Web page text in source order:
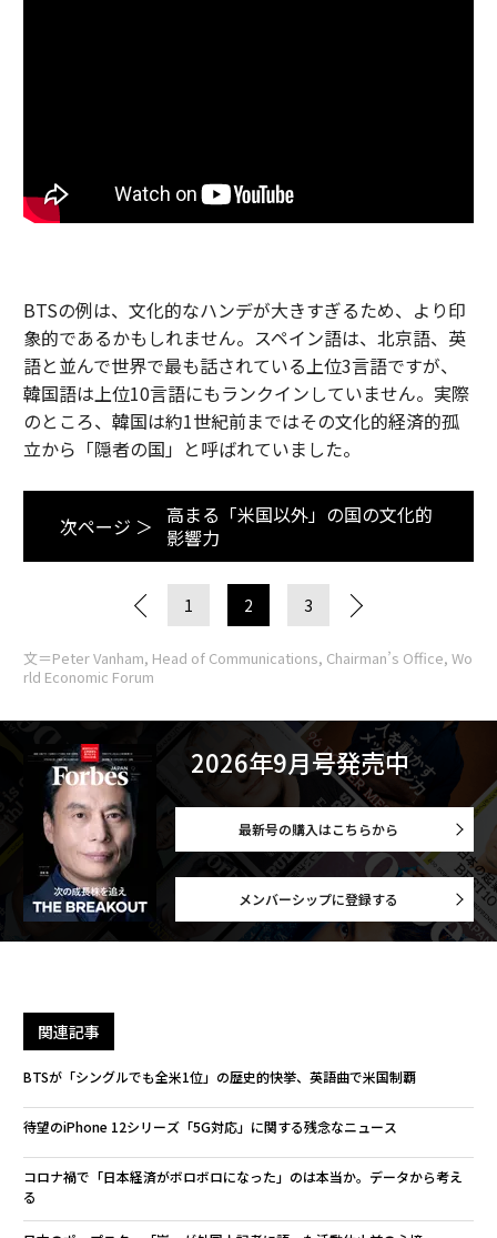
BTSの例は、文化的なハンデが大きすぎるため、より印
象的であるかもしれません。スペイン語は、北京語、英
語と並んで世界で最も話されている上位3言語ですが、
韓国語は上位10言語にもランクインしていません。実際
のところ、韓国は約1世紀前まではその文化的経済的孤
立から「隠者の国」と呼ばれていました。
次ページ ＞ 高まる「米国以外」の国の文化的
影響力
1 2 3
文＝Peter Vanham, Head of Communications, Chairman’s Office, Wo
rld Economic Forum
2026年9月号発売中
最新号の購入はこちらから
メンバーシップに登録する
関連記事
BTSが「シングルでも全米1位」の歴史的快挙、英語曲で米国制覇
待望のiPhone 12シリーズ「5G対応」に関する残念なニュース
コロナ禍で「日本経済がボロボロになった」のは本当か。データから考え
る